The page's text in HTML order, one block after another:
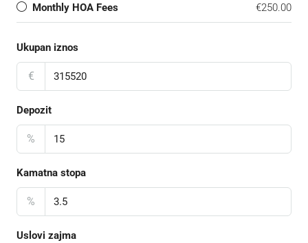
Monthly HOA Fees €250.00
Ukupan iznos
€
Depozit
%
Kamatna stopa
%
Uslovi zajma